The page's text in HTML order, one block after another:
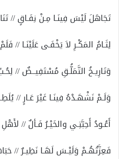
تَجَاهَلَ لَيْسَ فِينَـا مِـنْ نِفَـاقٍ //
لِثَـامُ المَكْـرِ لاَ يَخْفَـى عَلَيْنَـا //
وَتَارِيـخُ التَّمَلُّـقِ مُسْتَفِيــضٌ //
وَلَـمْ نَشْهَـدْهُ فِينَـا غَيْرَ عَـارٍ //
أَعُـودُ أَحِبَّتِـي والخَيْـرُ فَـألٌ //
فَعِزَّتُهُـمْ وَلَيْـسَ لَهَـا نَظِيـرٌ //